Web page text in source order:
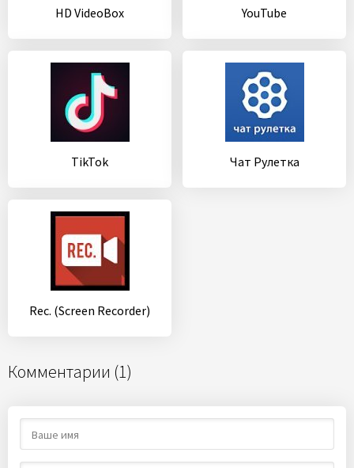
HD VideoBox YouTube
TikTok Чат Рулетка
Rec. (Screen Recorder)
Комментарии (1)